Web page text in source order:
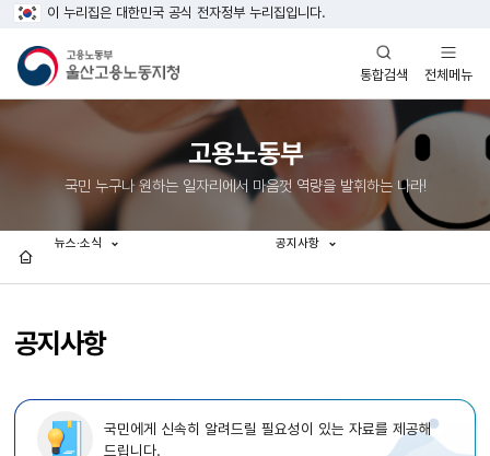
이 누리집은 대한민국 공식 전자정부 누리집입니다.
통합검색
열기
전체메뉴
열기
고용노동부
국민 누구나 원하는 일자리에서 마음껏 역량을 발휘하는 나라!
공지사항
뉴스·소식 공지사항
국민에게 신속히 알려드릴 필요성이 있는 자료를 제공해
드립니다.